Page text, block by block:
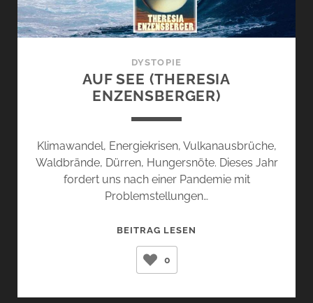
DYSTOPIE
AUF SEE (THERESIA
ENZENSBERGER)
Klimawandel, Energiekrisen, Vulkanausbrüche,
Waldbrände, Dürren, Hungersnöte. Dieses Jahr
fordert uns nach einer Pandemie mit
Problemstellungen…
BEITRAG LESEN
0